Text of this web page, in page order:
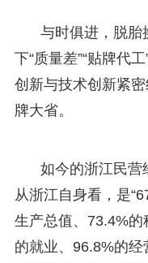
与时俱进，脱胎
下“质量差”“贴牌代
创新与技术创新紧
牌大省。
如今的浙江民营
从浙江自身看，是
生产总值、73.4%
的就业、96.8%的经